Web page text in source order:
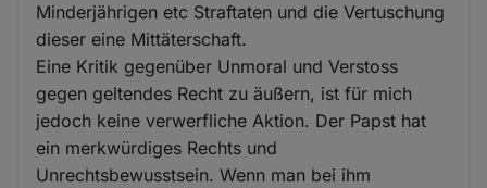
Minderjährigen etc Straftaten und die Vertuschung
dieser eine Mittäterschaft.
Eine Kritik gegenüber Unmoral und Verstoss
gegen geltendes Recht zu äußern, ist für mich
jedoch keine verwerfliche Aktion. Der Papst hat
ein merkwürdiges Rechts und
Unrechtsbewusstsein. Wenn man bei ihm